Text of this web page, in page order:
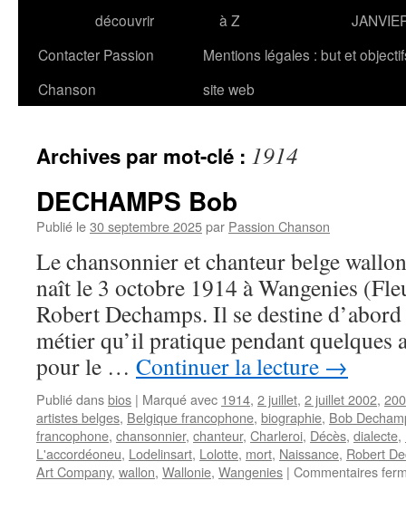
découvrir
à Z
Contacter Passion
Chanson
Mentions légales : but et
site web
Archives par mot-clé : 1914
DECHAMPS Bob
Publié le30 septembre 2025par Passion Chanson
Le chansonnier et chanteur belge
naît le 3 octobre 1914 à Wangenies
Robert Dechamps. Il se destine
métier qu’il pratique pendant quelques
pour le … Continuer la lecture →
Publié dansbios | Marqué avec 1914, 2 juillet, 2 juillet 2002,
artistes belges, Belgique francophone, biographie, Bob
francophone, chansonnier, chanteur, Charleroi, Décès, dialecte,
L'accordéoneu, Lodelinsart, Lolotte, mort, Naissance, Robert
Art Company, wallon, Wallonie, Wangenies | Commentaires